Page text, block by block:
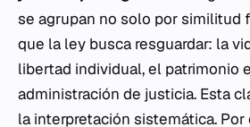
se agrupan no solo por similitud
que la ley busca resguardar: la
libertad individual, el patrimonio
administración de justicia. Esta
la interpretación sistemática. Por